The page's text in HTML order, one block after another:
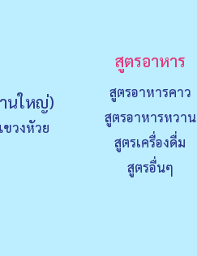
นใหญ่)
วงหัวย
สูตรอาหาร
สูตรอาหารคาว
สูตรอาหารหวาน
สูตรเครื่องดื่ม
สูตรอื่นๆ